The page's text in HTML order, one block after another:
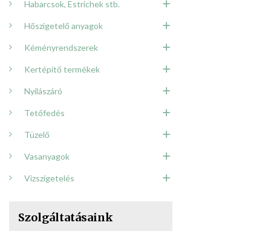
Habarcsok, Estrichek stb.
Hőszigetelő anyagok
Kéményrendszerek
Kertépítő termékek
Nyílászáró
Tetőfedés
Tüzelő
Vasanyagok
Vízszigetelés
Szolgáltatásaink